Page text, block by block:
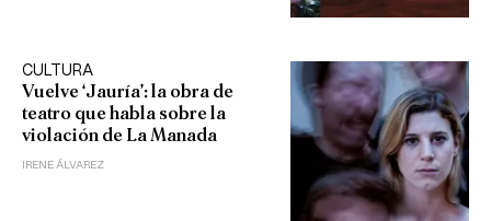
CULTURA
Vuelve ‘Jauría’: la obra de
teatro que habla sobre la
violación de La Manada
IRENE ÁLVAREZ